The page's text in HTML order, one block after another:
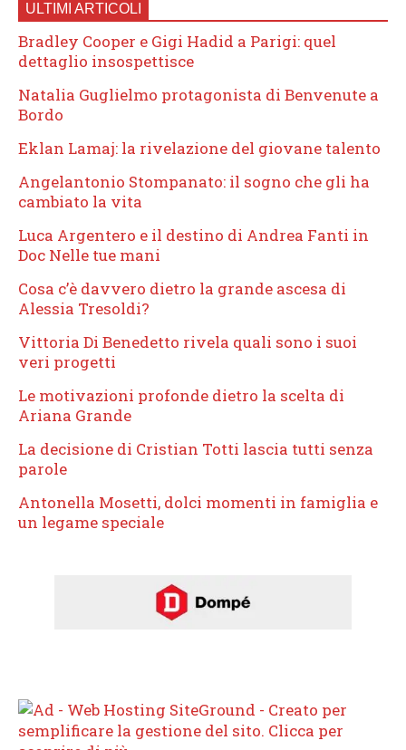
ULTIMI ARTICOLI
Bradley Cooper e Gigi Hadid a Parigi: quel
dettaglio insospettisce
Natalia Guglielmo protagonista di Benvenute a
Bordo
Eklan Lamaj: la rivelazione del giovane talento
Angelantonio Stompanato: il sogno che gli ha
cambiato la vita
Luca Argentero e il destino di Andrea Fanti in
Doc Nelle tue mani
Cosa c’è davvero dietro la grande ascesa di
Alessia Tresoldi?
Vittoria Di Benedetto rivela quali sono i suoi
veri progetti
Le motivazioni profonde dietro la scelta di
Ariana Grande
La decisione di Cristian Totti lascia tutti senza
parole
Antonella Mosetti, dolci momenti in famiglia e
un legame speciale